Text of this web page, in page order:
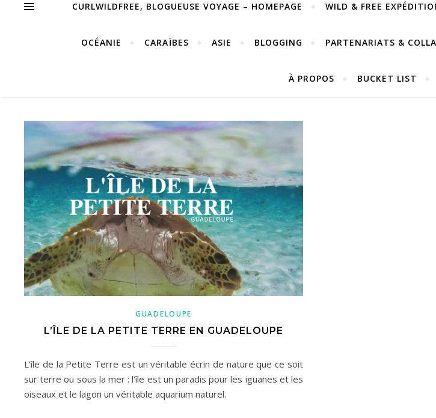
CURLWILDFREE, BLOGUEUSE VOYAGE – HOMEPAGE WILD & FREE
OCÉANIE CARAÏBES ASIE BLOGGING PARTENARIATS &
À PROPOS BUCKET LIST
GUADELOUPE
L’ÎLE DE LA PETITE TERRE EN GUADELOUPE
L'île de la Petite Terre est un véritable écrin de nature que ce soit
sur terre ou sous la mer : l'île est un paradis pour les iguanes et les
oiseaux et le lagon un véritable aquarium naturel.